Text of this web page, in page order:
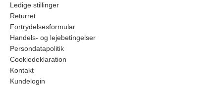
Ledige stillinger
Returret
Fortrydelsesformular
Handels- og lejebetingelser
Persondatapolitik
Cookiedeklaration
Kontakt
Kundelogin